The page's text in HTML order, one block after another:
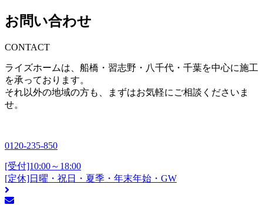
お問い合わせ
CONTACT
ライズホームは、船橋・習志野・八千代・千葉を中心に施工
を承っております。
それ以外の地域の方も、まずはお気軽にご相談くださいま
せ。
0120-235-850
[受付]10:00～18:00
[定休]日曜・祝日・夏季・年末年始・GW